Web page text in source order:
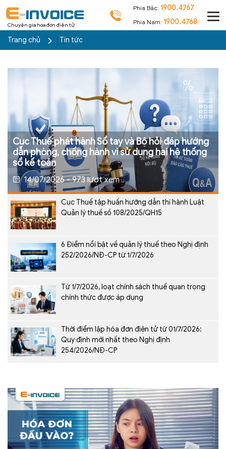
Chuyên gia hóa đơn điện tử
Phía Bắc: 1900.4767
Phía Nam: 1900.4768
Trang chủ Tin tức
Cục Thuế phát hành Sổ tay và Bộ hỏi đáp hướng
dẫn phòng, chống hành vi sử dụng hai hệ thống
sổ kế toán
14/07/2026 - 973 lượt xem
Cục Thuế tập huấn hướng dẫn thi hành Luật
Quản lý thuế số 108/2025/QH15
6 Điểm nổi bật về quản lý thuế theo Nghị định
252/2026/NĐ-CP từ 1/7/2026
Từ 1/7/2026, loạt chính sách thuế quan trọng
chính thức được áp dụng
Thời điểm lập hóa đơn điện tử từ 01/7/2026:
Quy định mới nhất theo Nghị định
254/2026/NĐ-CP